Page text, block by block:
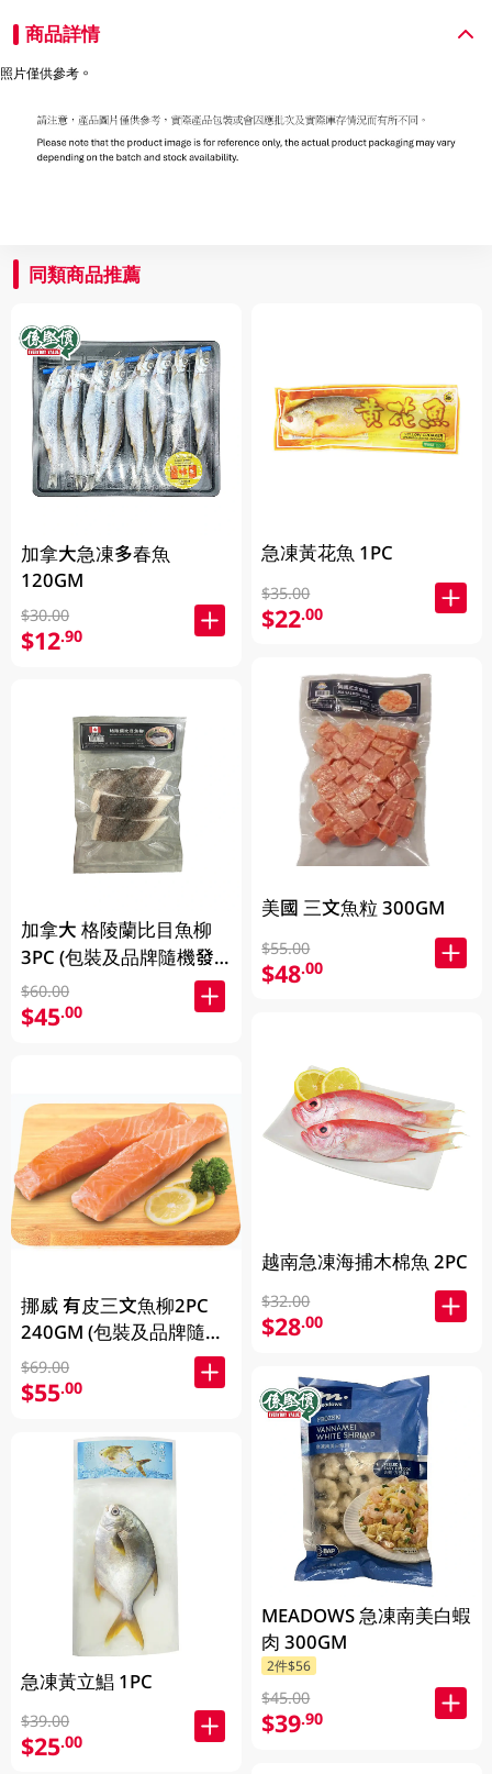
商品詳情
照片僅供參考。
同類商品推薦
加拿大急凍多春魚
120GM
$30.00
$12.90
加拿大 格陵蘭比目魚柳
3PC (包裝及品牌隨機發
放)
$60.00
$45.00
挪威 有皮三文魚柳2PC
240GM (包裝及品牌隨機
發放)
$69.00
$55.00
急凍黃立鯧 1PC
$39.00
$25.00
急凍黃花魚 1PC
$35.00
$22.00
美國 三文魚粒 300GM
$55.00
$48.00
越南急凍海捕木棉魚 2PC
$32.00
$28.00
MEADOWS 急凍南美白蝦
肉 300GM
2件$56
$45.00
$39.90